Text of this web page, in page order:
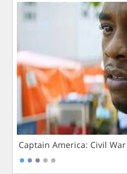
Captain America: Civil